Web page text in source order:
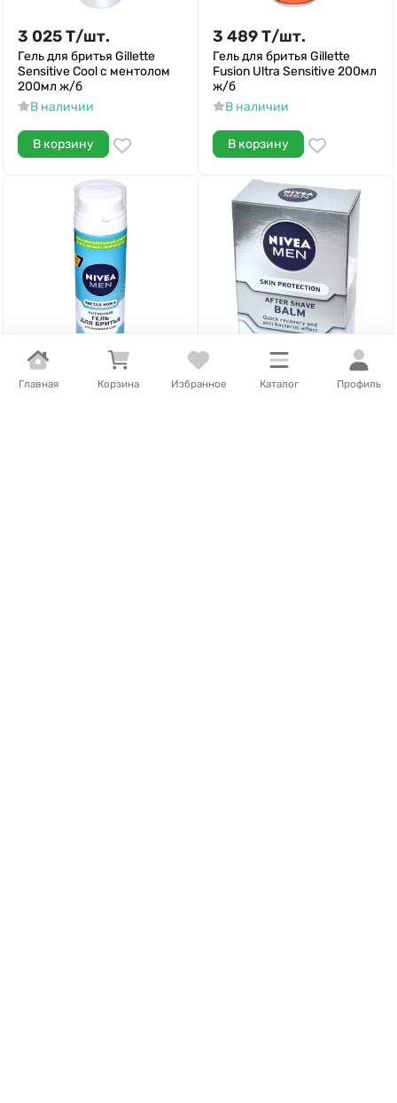
Главная Корзина Избранное Каталог Профиль
3 025Т/шт.
Гель для бритья Gillette
Sensitive Cool с ментолом
200мл ж/б
В наличии
В корзину
3 489Т/шт.
Гель для бритья Gillette
Fusion Ultra Sensitive 200мл
ж/б
В наличии
В корзину
шт.